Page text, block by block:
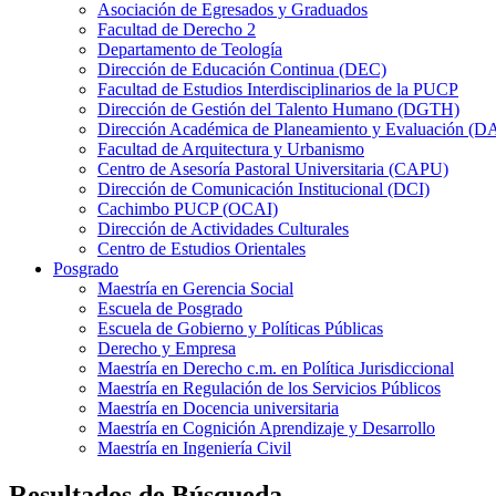
Asociación de Egresados y Graduados
Facultad de Derecho 2
Departamento de Teología
Dirección de Educación Continua (DEC)
Facultad de Estudios Interdisciplinarios de la PUCP
Dirección de Gestión del Talento Humano (DGTH)
Dirección Académica de Planeamiento y Evaluación
Facultad de Arquitectura y Urbanismo
Centro de Asesoría Pastoral Universitaria (CAPU)
Dirección de Comunicación Institucional (DCI)
Cachimbo PUCP (OCAI)
Dirección de Actividades Culturales
Centro de Estudios Orientales
Posgrado
Maestría en Gerencia Social
Escuela de Posgrado
Escuela de Gobierno y Políticas Públicas
Derecho y Empresa
Maestría en Derecho c.m. en Política Jurisdiccional
Maestría en Regulación de los Servicios Públicos
Maestría en Docencia universitaria
Maestría en Cognición Aprendizaje y Desarrollo
Maestría en Ingeniería Civil